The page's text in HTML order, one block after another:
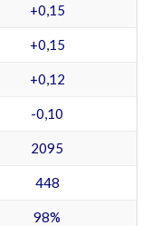
+0,15
+0,15
+0,12
-0,10
2095
448
98%